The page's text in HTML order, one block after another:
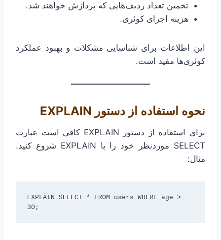
تخمین تعداد ردیف‌هایی که پردازش خواهند شد.
هزینه اجرای کوئری.
این اطلاعات برای شناسایی مشکلات و بهبود عملکرد
کوئری‌ها مفید است.
نحوه استفاده از دستور EXPLAIN
برای استفاده از دستور EXPLAIN کافی است عبارت
SELECT موردنظر خود را با EXPLAIN شروع کنید.
مثال:
EXPLAIN SELECT * FROM users WHERE age >